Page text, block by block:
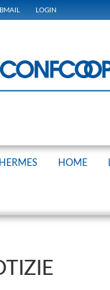
LOGIN
HOME